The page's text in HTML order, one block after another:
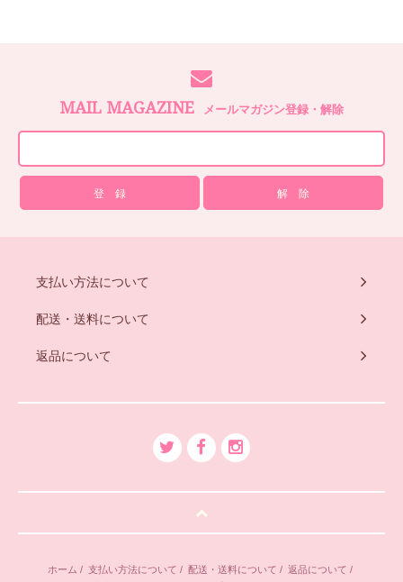
MAIL MAGAZINE メールマガジン登録・解除
支払い方法について
配送・送料について
返品について
ホーム / 支払い方法について / 配送・送料について / 返品について /